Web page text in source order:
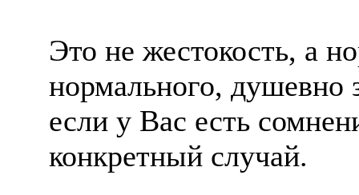
Это не жестокость, а
нормального, душевно
если у Вас есть
конкретный случай.